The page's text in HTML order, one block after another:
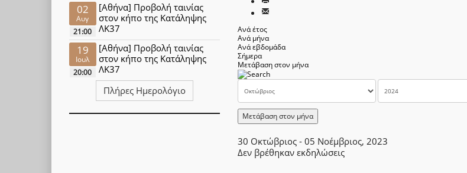
Ανά έτος
Ανά μήνα
Ανά εβδομάδα
Σήμερα
Μετάβαση στον μήνα
Μετάβαση στον μήνα
30 Οκτώβριος - 05 Νοέμβριος, 2023
Δεν βρέθηκαν εκδηλώσεις
02
Αυγ
21:00
[Αθήνα] Προβολή ταινίας
στον κήπο της Κατάληψης
ΛΚ37
19
Ιουλ
20:00
[Αθήνα] Προβολή ταινίας
στον κήπο της Κατάληψης
ΛΚ37
Πλήρες Ημερολόγιο